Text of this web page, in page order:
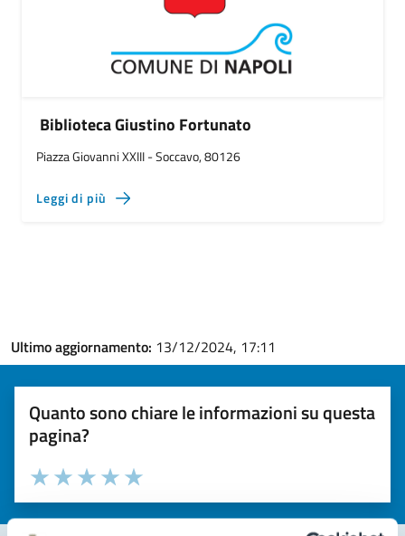
Biblioteca Giustino Fortunato
Piazza Giovanni XXIII - Soccavo, 80126
Leggi di più
Ultimo aggiornamento: 13/12/2024, 17:11
Quanto sono chiare le informazioni su questa
pagina?
Valuta la chiarezza delle informazioni (da 1 a 5 stelle)
Seleziona il numero di stelle per valutare la chiarezza delle
Valuta 5 stelle su 5
Valuta 4 stelle su 5
Valuta 3 stelle su 5
Valuta 2 stelle su 5
Valuta 1 stelle su 5